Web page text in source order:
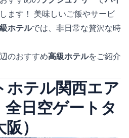
ます！ 美味しいご飯やサービ
ホテルでは、非日常な贅沢な時
のおすすめ高級ホテルをご紹介
ホテル関西エア
日空ゲートタ
）